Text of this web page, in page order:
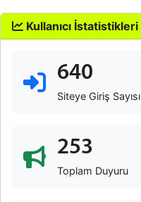
Kullanıcı İstatistikleri
640
Siteye Giriş Sayısı
253
Toplam Duyuru